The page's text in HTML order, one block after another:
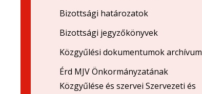
Bizottsági határozatok
Bizottsági jegyzőkönyvek
Közgyűlési dokumentumok archívum
Érd MJV Önkormányzatának
Közgyűlése és szervei Szervezeti és